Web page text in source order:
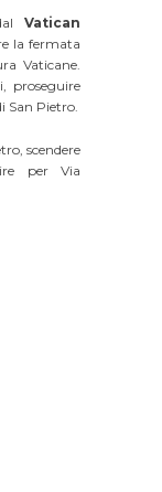
Vatican
la fermata
Vaticane.
proseguire
San Pietro.
scendere
per Via